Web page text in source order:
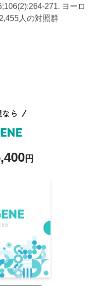
271. ヨーロ
人の対照群
ら
円